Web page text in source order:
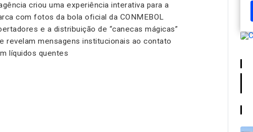
criou uma experiência interativa para a
com fotos da bola oficial da CONMEBOL
e a distribuição de “canecas mágicas”
revelam mensagens institucionais ao contato
líquidos quentes